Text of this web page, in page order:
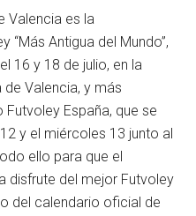
Valencia es la
“Más Antigua del Mundo”,
16 y 18 de julio, en la
Valencia, y más
España, que se
y el miércoles 13 junto al
ello para que el
disfrute del mejor Futvoley
del calendario oficial de